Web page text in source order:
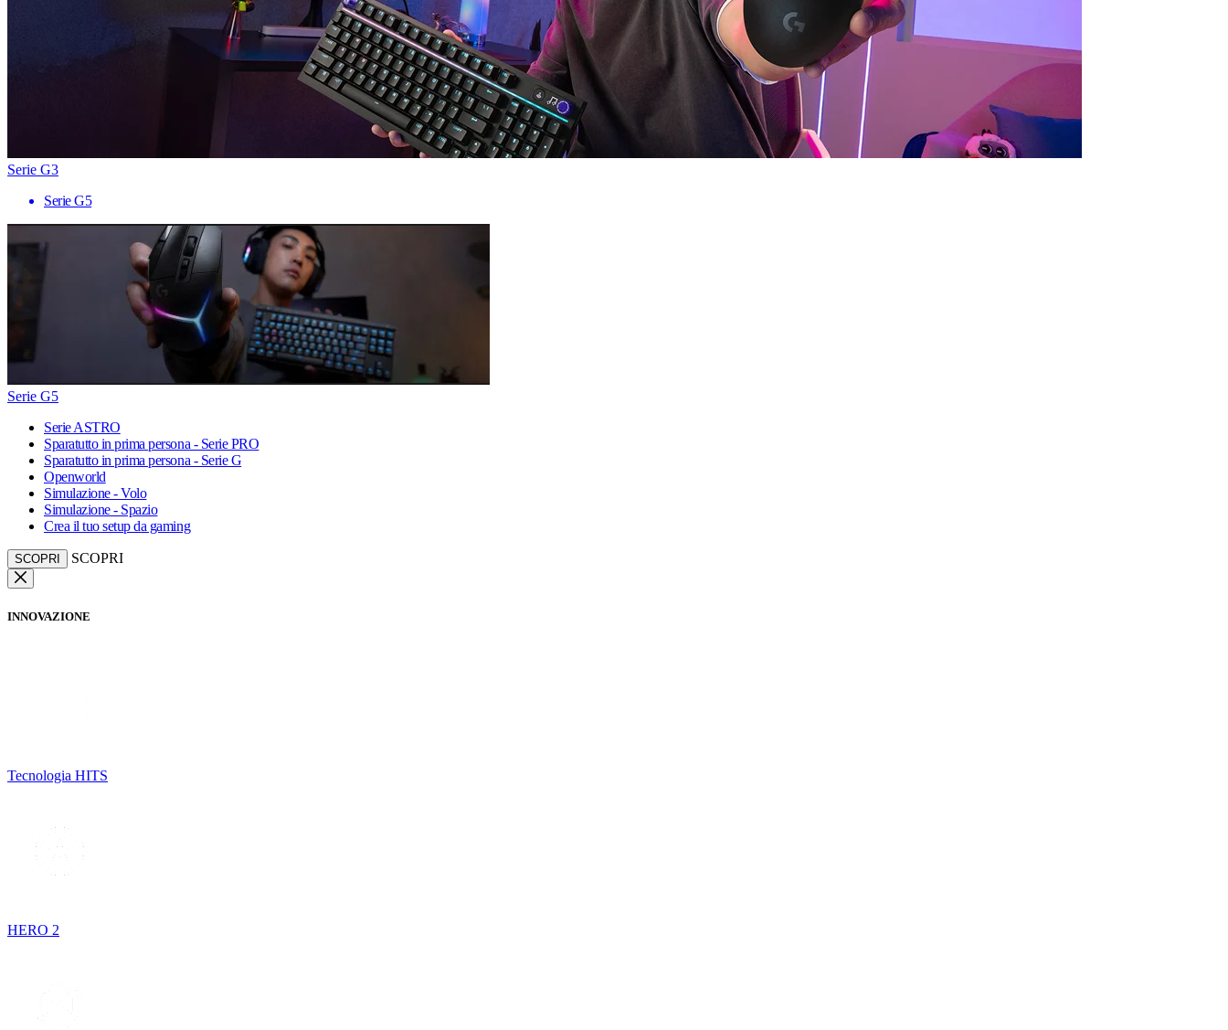
Serie G3
Serie G5
Serie G5
Serie ASTRO
Sparatutto in prima persona - Serie PRO
Sparatutto in prima persona - Serie G
Openworld
Simulazione - Volo
Simulazione - Spazio
Crea il tuo setup da gaming
SCOPRI SCOPRI
INNOVAZIONE
Tecnologia HITS
HERO 2